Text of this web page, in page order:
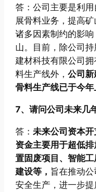
答：公司主要是利
展骨料业务，提高
诸多因素制约的影
山。目前，除公司
建材科技有限公司
料生产线外，公司
骨料生产线已于今年
7、请问公司未来几
答： 未来公司资本
资金主要用于超低
置固废项目、智能
建设等， 旨在推动
安全生产，进一步提